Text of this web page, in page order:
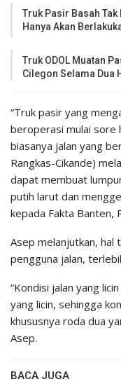
Truk Pasir Basah
Hanya Akan
Truk ODOL Muatan
Cilegon Selama Dua
“Truk pasir yang
beroperasi mulai sore
biasanya jalan yang
Rangkas-Cikande)
dapat membuat
putih larut dan
kepada Fakta Banten,
Asep melanjutkan, hal
pengguna jalan,
“Kondisi jalan yang
yang licin, sehingga
khususnya roda dua
Asep.
BACA JUGA